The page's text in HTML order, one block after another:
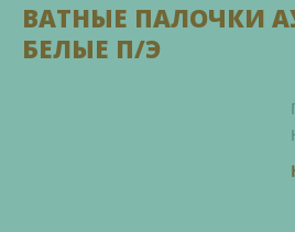
ВАТНЫЕ ПАЛОЧКИ
БЕЛЫЕ П/Э